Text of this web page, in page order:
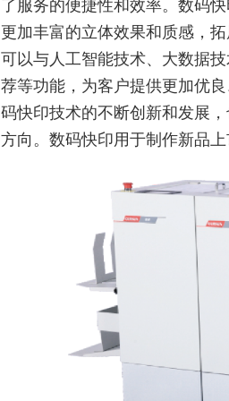
了服务的便捷性和效率。数码
更加丰富的立体效果和质感，
可以与人工智能技术、大数据
荐等功能，为客户提供更加优
码快印技术的不断创新和发展
方向。数码快印用于制作新品